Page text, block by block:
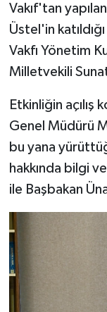
Vakıf'tan
Üstel'in
Vakfı Yönetim
Milletvekili
Etkinliğin açılış
Genel Müdürü
bu yana
hakkında bilgi
ile Başbakan